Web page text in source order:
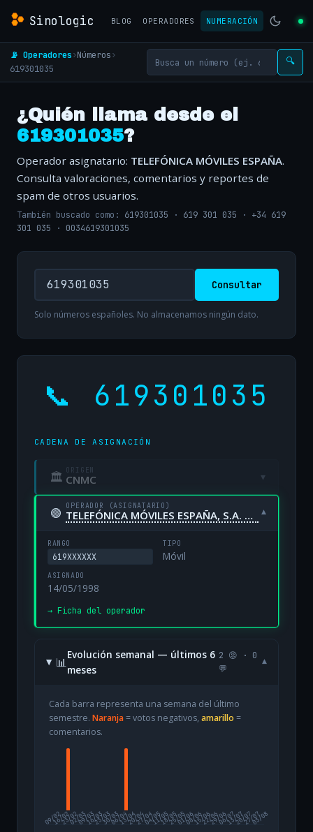
Sinologic BLOG OPERADORES NUMERACIÓN
📡 Operadores›Números›
619301035
🔍
¿Quién llama desde el
619301035?
Operador asignatario: TELEFÓNICA MÓVILES ESPAÑA.
Consulta valoraciones, comentarios y reportes de
spam de otros usuarios.
También buscado como: 619301035 · 619 301 035 · +34 619
301 035 · 0034619301035
Consultar
Solo números españoles. No almacenamos ningún dato.
📞 619301035
CADENA DE ASIGNACIÓN
🏛 ORIGEN
CNMC ▾
🟢 OPERADOR (ASIGNATARIO)
TELEFÓNICA MÓVILES ESPAÑA, S.A. UNIPERSONAL ▾
RANGO
619XXXXXX
TIPO
Móvil
ASIGNADO
14/05/1998
→ Ficha del operador
📊
Evolución semanal — últimos 6
meses
2 😡 · 0
💬
▾
Cada barra representa una semana del último
semestre. Naranja= votos negativos, amarillo =
comentarios.
09/02
16/0223/0202/0309/0316/0323/0330/0306/0413/0420/0427/0404/0511/0518/0525/0501/0608/0615/0622/0629/0606/0713/0720/0727/07
03/08